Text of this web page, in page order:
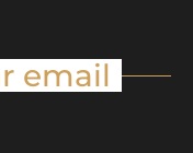
email